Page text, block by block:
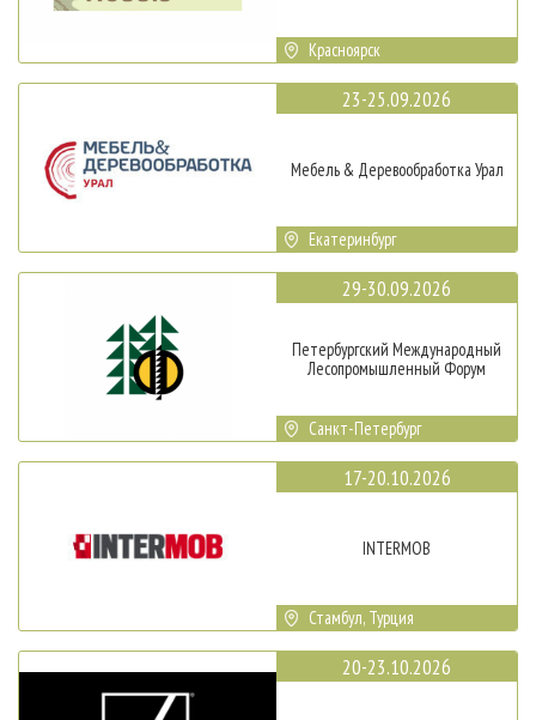
Красноярск
23-25.09.2026
Мебель & Деревообработка Урал
Екатеринбург
29-30.09.2026
Петербургский Международный
Лесопромышленный Форум
Санкт-Петербург
17-20.10.2026
INTERMOB
Стамбул, Турция
20-23.10.2026